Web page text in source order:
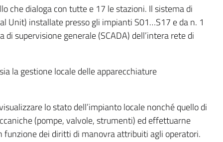
che dialoga con tutte e 17 le stazioni. Il sistema di
Unit) installate presso gli impianti S01…S17 e da n. 1
supervisione generale (SCADA) dell’intera rete di
la gestione locale delle apparecchiature
lo stato dell’impianto locale nonché quello di
(pompe, valvole, strumenti) ed effettuarne
funzione dei diritti di manovra attribuiti agli operatori.